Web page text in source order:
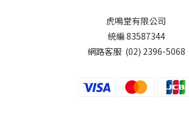
虎鳴堂有限公司
統編 83587344
網路客服 (02) 2396-5068